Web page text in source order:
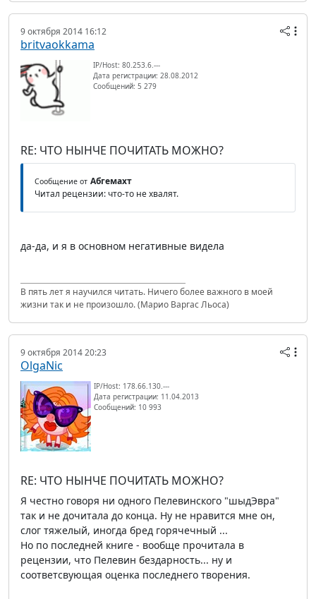
9 октября 2014 16:12
britvaokkama
IP/Host: 80.253.6.---
Дата регистрации: 28.08.2012
Сообщений: 5 279
RE: ЧТО НЫНЧЕ ПОЧИТАТЬ МОЖНО?
Сообщение от Абгемахт
Читал рецензии: что-то не хвалят.
да-да, и я в основном негативные видела
В пять лет я научился читать. Ничего более важного в моей
жизни так и не произошло. (Марио Варгас Льоса)
9 октября 2014 20:23
OlgaNic
IP/Host: 178.66.130.---
Дата регистрации: 11.04.2013
Сообщений: 10 993
RE: ЧТО НЫНЧЕ ПОЧИТАТЬ МОЖНО?
Я честно говоря ни одного Пелевинского "шыдЭвра"
так и не дочитала до конца. Ну не нравится мне он,
слог тяжелый, иногда бред горячечный ...
Но по последней книге - вообще прочитала в
рецензии, что Пелевин бездарность... ну и
соответсвующая оценка последнего творения.